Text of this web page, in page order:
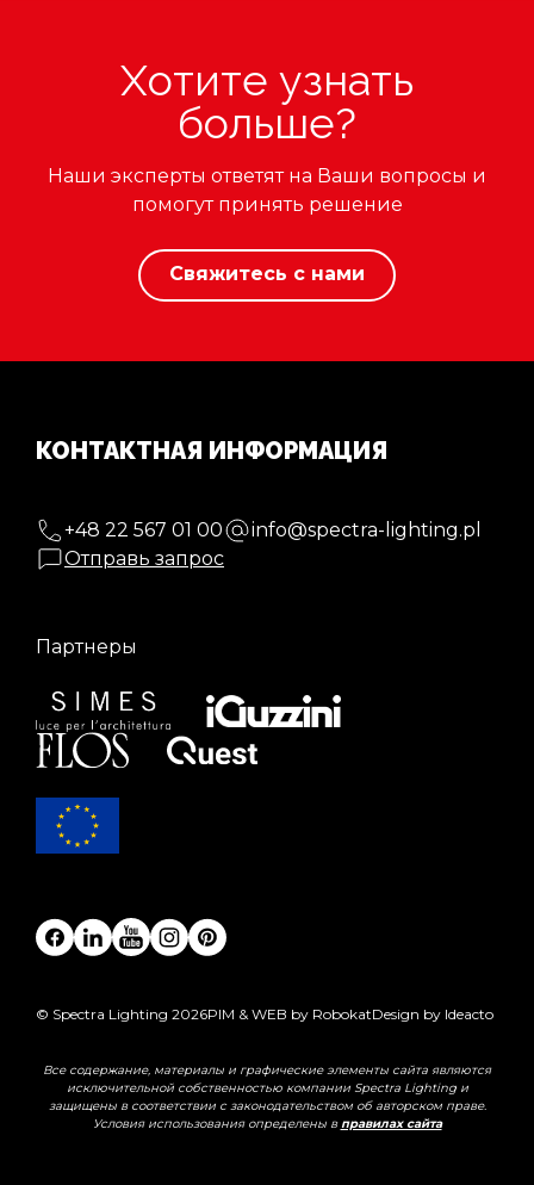
Хотите узнать
больше?
Наши эксперты ответят на Ваши вопросы и
помогут принять решение
Свяжитесь с нами
КОНТАКТНАЯ ИНФОРМАЦИЯ
+48 22 567 01 00
info@spectra-lighting.pl
Отправь запрос
Партнеры
© Spectra Lighting 2026PIM & WEB by RobokatDesign by Ideacto
Все содержание, материалы и графические элементы сайта являются
исключительной собственностью компании Spectra Lighting и
защищены в соответствии с законодательством об авторском праве.
Условия использования определены в правилах сайта